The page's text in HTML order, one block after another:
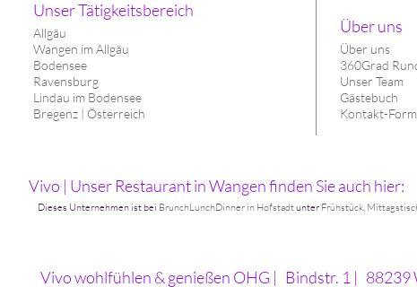
Unser Tätigkeitsbereich
Allgäu
Wangen im Allgäu
Bodensee
Ravensburg
Lindau im Bodensee
Bregenz | Österreich
Über uns
Über uns
360Grad
Unser Team
Gästebuch
Kontakt-
Vivo | Unser Restaurant in Wangen finden Sie auch hier:
Dieses Unternehmen ist bei BrunchLunchDinner in Hofstadtunter Frühstück
Vivo wohlfühlen & genießen OHG Bindstr. 1 88239